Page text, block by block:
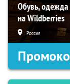
Обувь, одежда
на Wildberries
Россия